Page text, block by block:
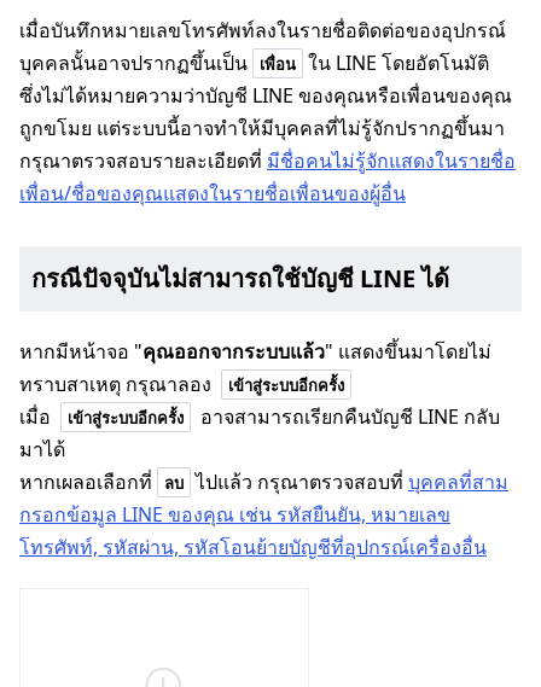
เมื่อบันทึกหมายเลขโทรศัพท์ลงในรายชื่อติดต่อของอุปกรณ์
บุคคลนั้นอาจปรากฏขึ้นเป็น
เพื่อน ใน LINE โดยอัตโนมัติ
ซึ่งไม่ได้หมายความว่าบัญชี LINE ของคุณหรือเพื่อนของคุณ
ถูกขโมย แต่ระบบนี้อาจทำให้มีบุคคลที่ไม่รู้จักปรากฏขึ้นมา
กรุณาตรวจสอบรายละเอียดที่ มีชื่อคนไม่รู้จักแสดงในรายชื่อ
เพื่อน/ชื่อของคุณแสดงในรายชื่อเพื่อนของผู้อื่น
กรณีปัจจุบันไม่สามารถใช้บัญชี LINE ได้
หากมีหน้าจอ "คุณออกจากระบบแล้ว" แสดงขึ้นมาโดยไม่
ทราบสาเหตุ กรุณาลอง
เข้าสู่ระบบอีกครั้ง
เมื่อ เข้าสู่ระบบอีกครั้ง
อาจสามารถเรียกคืนบัญชี LINE กลับ
มาได้
หากเผลอเลือกที่
ลบ ไปแล้ว กรุณาตรวจสอบที่ บุคคลที่สาม
กรอกข้อมูล LINE ของคุณ เช่น รหัสยืนยัน, หมายเลข
โทรศัพท์, รหัสผ่าน, รหัสโอนย้ายบัญชีที่อุปกรณ์เครื่องอื่น